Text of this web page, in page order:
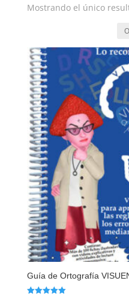
Mostrando el único
Guía de Ortografía